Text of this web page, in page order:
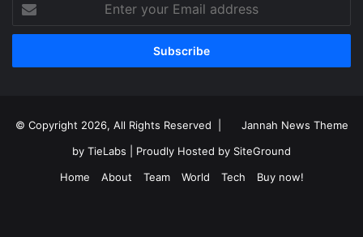
your
Email
© Copyright 2026, All Rights Reserved |
Jannah News Theme
by TieLabs | Proudly Hosted by SiteGround
Home
About Team World Tech Buy now!